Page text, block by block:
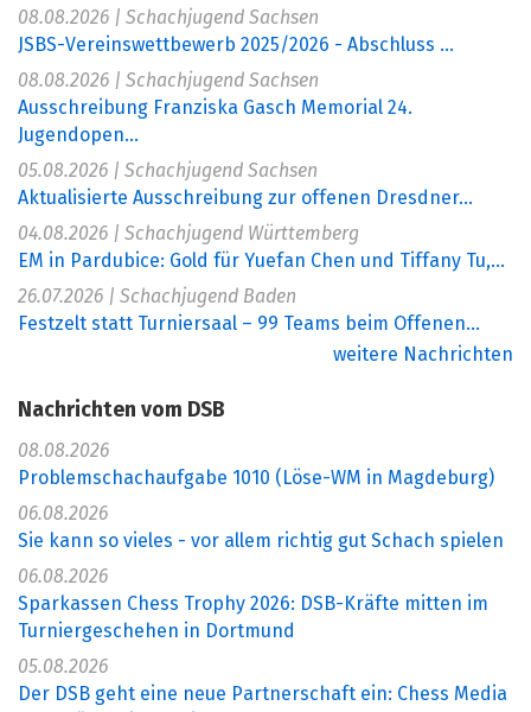
08.08.2026 | Schachjugend Sachsen
JSBS-Vereinswettbewerb 2025/2026 - Abschluss ...
08.08.2026 | Schachjugend Sachsen
Ausschreibung Franziska Gasch Memorial 24.
Jugendopen...
05.08.2026 | Schachjugend Sachsen
Aktualisierte Ausschreibung zur offenen Dresdner...
04.08.2026 | Schachjugend Württemberg
EM in Pardubice: Gold für Yuefan Chen und Tiffany Tu,...
26.07.2026 | Schachjugend Baden
Festzelt statt Turniersaal – 99 Teams beim Offenen...
weitere Nachrichten
Nachrichten vom DSB
08.08.2026
Problemschachaufgabe 1010 (Löse-WM in Magdeburg)
06.08.2026
Sie kann so vieles - vor allem richtig gut Schach spielen
06.08.2026
Sparkassen Chess Trophy 2026: DSB-Kräfte mitten im
Turniergeschehen in Dortmund
05.08.2026
Der DSB geht eine neue Partnerschaft ein: Chess Media